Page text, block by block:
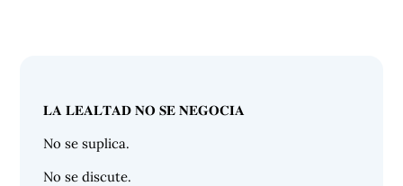
𝐋𝐀 𝐋𝐄𝐀𝐋𝐓𝐀𝐃 𝐍𝐎 𝐒𝐄 𝐍𝐄𝐆𝐎𝐂𝐈𝐀
No se suplica.
No se discute.